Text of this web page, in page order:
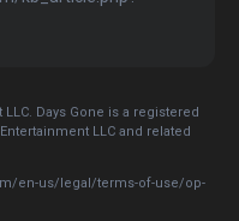
Days Gone is a registered
LLC and related
en-us/legal/terms-of-use/op-